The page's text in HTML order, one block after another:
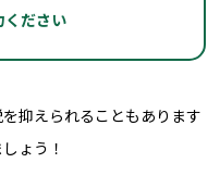
ください
抑えられることもあります
ょう！